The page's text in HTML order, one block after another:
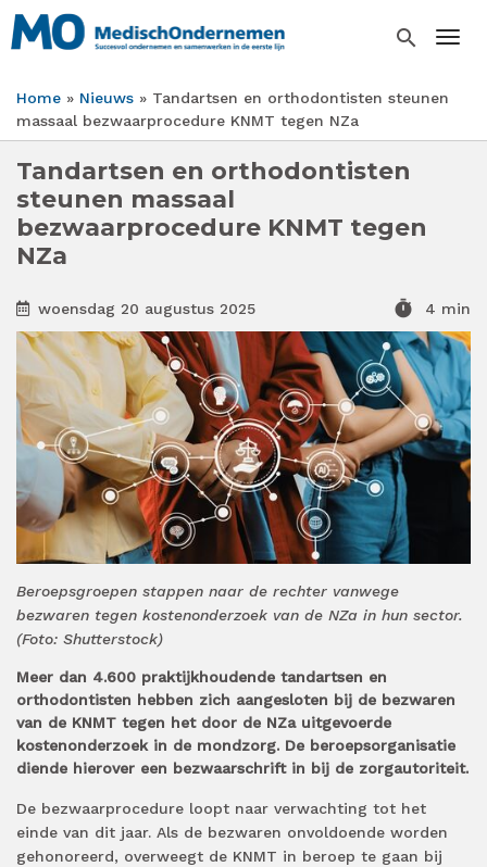
Overslaan
en
inhoud
gaan
search
Kruimelpad
Home Nieuws
Tandartsen en orthodontisten steunen
massaal bezwaarprocedure KNMT tegen NZa
Tandartsen en orthodontisten
steunen massaal
bezwaarprocedure KNMT tegen
NZa
woensdag 20 augustus 2025 timer 4 min
Beroepsgroepen stappen naar de rechter vanwege
bezwaren tegen kostenonderzoek van de NZa in hun sector.
(Foto: Shutterstock)
Meer dan 4.600 praktijkhoudende tandartsen en
orthodontisten hebben zich aangesloten bij de bezwaren
van de KNMT tegen het door de NZa uitgevoerde
kostenonderzoek in de mondzorg. De beroepsorganisatie
diende hierover een bezwaarschrift in bij de zorgautoriteit.
De bezwaarprocedure loopt naar verwachting tot het
einde van dit jaar. Als de bezwaren onvoldoende worden
gehonoreerd, overweegt de KNMT in beroep te gaan bij